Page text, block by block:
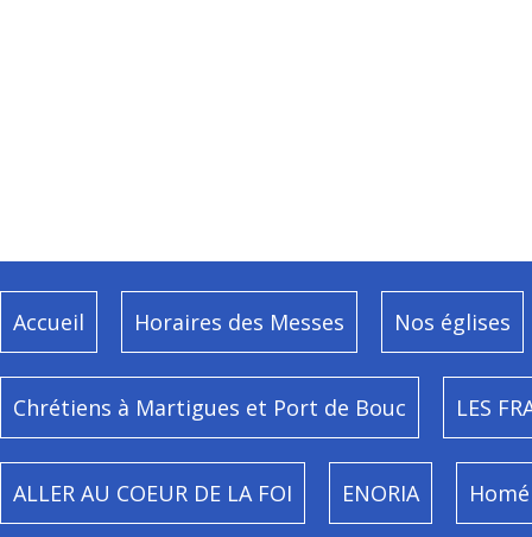
Accueil Horaires des Messes Nos églises
Chrétiens à Martigues et Port de Bouc LES
ALLER AU COEUR DE LA FOI ENORIA